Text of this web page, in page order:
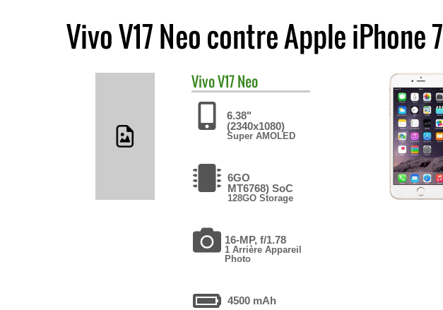
Vivo V17 Neo contre Apple iPhone 7
VivoV17 Neo
6.38"
(2340x1080)
Super AMOLED
6GO
MT6768) SoC
128GO Storage
16-MP, f/1.78
1 Arrière Appareil
Photo
4500 mAh